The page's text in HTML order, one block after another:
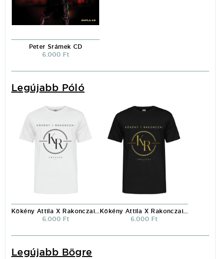
Peter Srámek CD
6.000 Ft
Legújabb Póló
Kökény Attila X Rakonczai Viktor környakú póló fehér
6.000 Ft
Kökény Attila X Rakonczai Viktor környakú póló fekete
6.000 Ft
Legújabb Bögre